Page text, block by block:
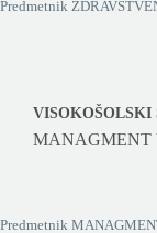
Predmetnik
VISOKOŠOLSKI
MANAGMENT
Predmetnik